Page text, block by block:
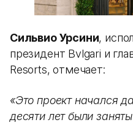
Сильвио Урсини,
президент Bvlgari и
Resorts, отмечает:
«Это проект начался
десяти лет были